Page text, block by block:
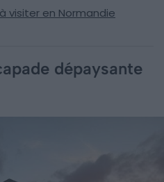
visiter en Normandie
dépaysante